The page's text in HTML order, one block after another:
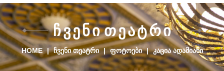
ᲩᲕᲔᲜᲘ ᲗᲔᲐᲢᲠᲘ
HOME | ᲩᲕᲔᲜᲘ ᲗᲔᲐᲢᲠᲘ | ᲤᲝᲢᲝᲔᲑᲘ | ᲙᲐᲪᲘᲐ ᲐᲓᲐᲛᲘᲐᲜᲘ